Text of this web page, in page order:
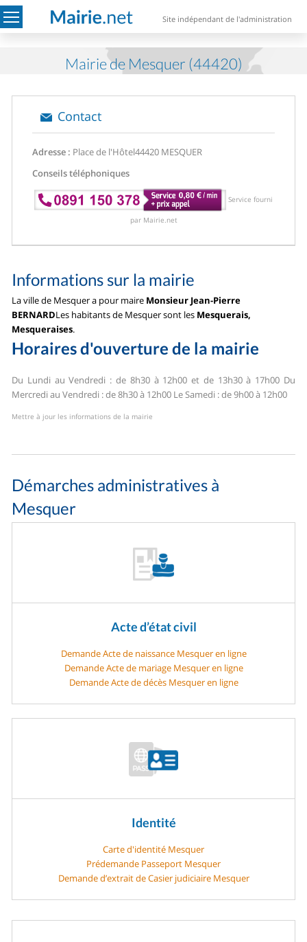
Site indépendant de l'administration
Mairie de Mesquer (44420)
Contact
Adresse : Place de l'Hôtel44420 MESQUER
Conseils téléphoniques
Service fourni
par Mairie.net
Informations sur la mairie
La ville de Mesquer a pour maire Monsieur Jean-Pierre
BERNARDLes habitants de Mesquer sont les Mesquerais,
Mesqueraises.
Horaires d'ouverture de la mairie
Du Lundi au Vendredi : de 8h30 à 12h00 et de 13h30 à 17h00 Du
Mercredi au Vendredi : de 8h30 à 12h00 Le Samedi : de 9h00 à 12h00
Mettre à jour les informations de la mairie
Démarches administratives à
Mesquer
Acte d’état civil
Demande Acte de naissance Mesquer en ligne
Demande Acte de mariage Mesquer en ligne
Demande Acte de décès Mesquer en ligne
Identité
Carte d'identité Mesquer
Prédemande Passeport Mesquer
Demande d’extrait de Casier judiciaire Mesquer